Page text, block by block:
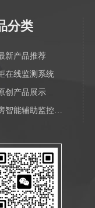
分类
新产品推荐
在线监测系统
创产品展示
配电房智能辅助监控系统
输变电物联网传感器-无线
测传感器-有线
输变电监测传感器-有线
线监测系统